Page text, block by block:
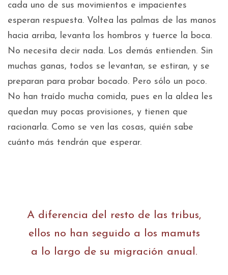
cada uno de sus movimientos e impacientes
esperan respuesta. Voltea las palmas de las manos
hacia arriba, levanta los hombros y tuerce la boca.
No necesita decir nada. Los demás entienden. Sin
muchas ganas, todos se levantan, se estiran, y se
preparan para probar bocado. Pero sólo un poco.
No han traído mucha comida, pues en la aldea les
quedan muy pocas provisiones, y tienen que
racionarla. Como se ven las cosas, quién sabe
cuánto más tendrán que esperar.
A diferencia del resto de las tribus,
ellos no han seguido a los mamuts
a lo largo de su migración anual.